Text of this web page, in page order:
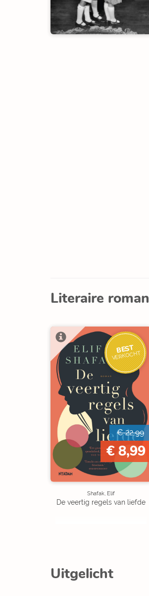
Literaire roman
BEST
VERKOCHT
€ 22,99
€ 8,99
Shafak, Elif
De veertig regels van liefde
Uitgelicht